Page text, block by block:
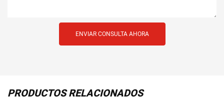
ENVIAR CONSULTA AHORA
PRODUCTOS RELACIONADOS